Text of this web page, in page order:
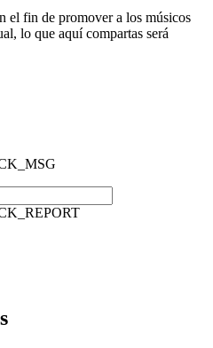
el fin de promover a los músicos
lo que aquí compartas será